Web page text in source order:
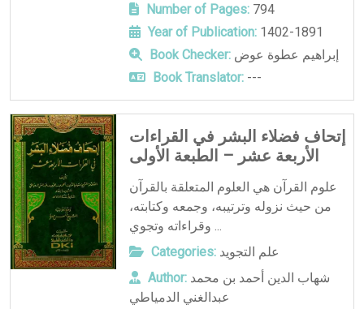
Number of Pages:794
Year of Publication:1402-1891
Book Checker: إبراهيم عطوة عوض
Book Translator:---
إتحاف فضلاء البشر في القراءات
الأربعة عشر – الطبعة الأولى
علوم القرآن هي العلوم المتعلقة بالقرآن
من حيث نزوله وترتيبه، وجمعه وكتابته،
وقراءاته وتجوي ...
Categories: علم التجويد
Author: شهاب الدين أحمد بن محمد
عبدالغني الدمياطي